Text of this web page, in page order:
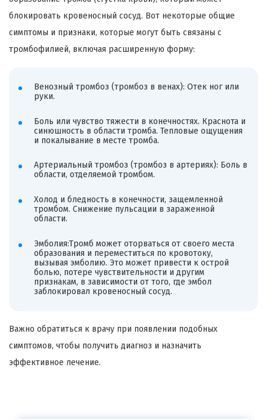
блокировать кровеносный сосуд. Вот некоторые общие
симптомы и признаки, которые могут быть связаны с
тромбофилией, включая расширенную форму:
Венозный тромбоз (тромбоз в венах): Отек ног или
руки.
Боль или чувство тяжести в конечностях. Краснота и
синюшность в области тромба. Тепловые ощущения
и покалывание в месте тромба.
Артериальный тромбоз (тромбоз в артериях): Боль в
области, отделяемой тромбом.
Холод и бледность в конечности, защемленной
тромбом. Снижение пульсации в зараженной
области.
Эмболия:Тромб может оторваться от своего места
образования и переместиться по кровотоку,
вызывая эмболию. Это может привести к острой
болью, потере чувствительности и другим
признакам, в зависимости от того, где эмбол
заблокировал кровеносный сосуд.
Важно обратиться к врачу при появлении подобных
симптомов, чтобы получить диагноз и назначить
эффективное лечение.